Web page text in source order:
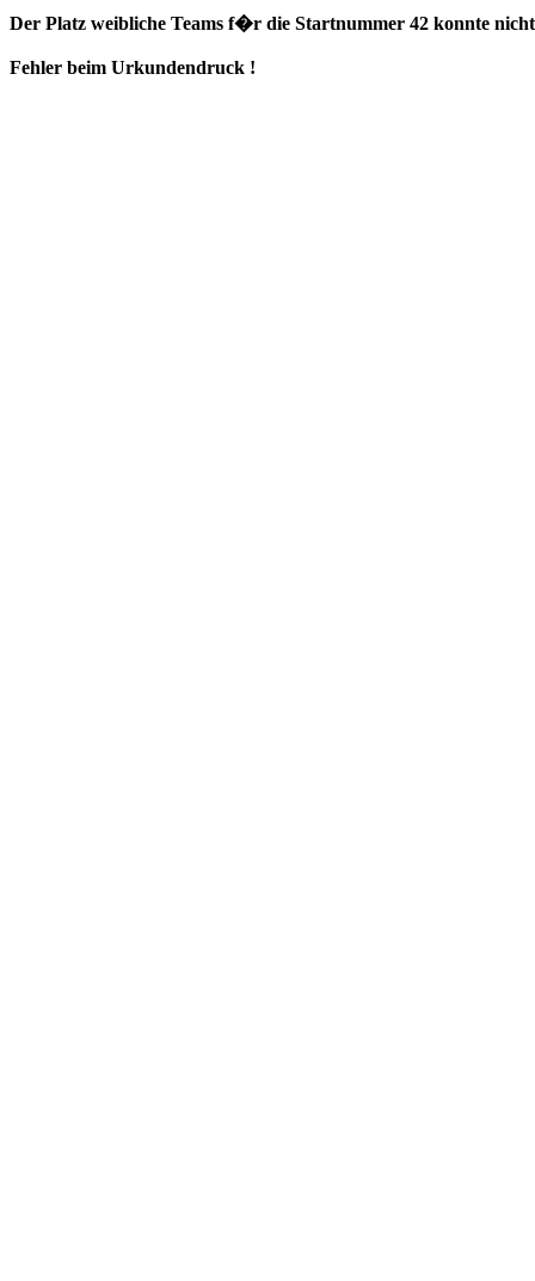
Der Platz weibliche Teams f�r die Startnummer 42 konnte
Fehler beim Urkundendruck !